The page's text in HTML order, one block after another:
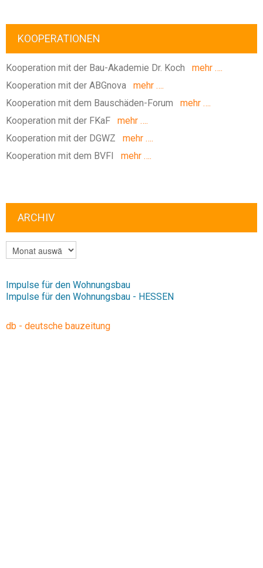
KOOPERATIONEN
Kooperation mit der Bau-Akademie Dr. Koch mehr ….
Kooperation mit der ABGnova mehr ….
Kooperation mit dem Bauschäden-Forum mehr ….
Kooperation mit der FKaF mehr ….
Kooperation mit der DGWZ mehr ….
Kooperation mit dem BVFI
mehr ….
ARCHIV
ARCHIV
Impulse für den Wohnungsbau
Impulse für den Wohnungsbau - HESSEN
db - deutsche bauzeitung